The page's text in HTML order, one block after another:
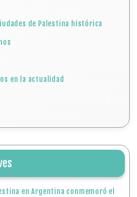
de Palestina histórica
en la actualidad
en Argentina conmemoró el